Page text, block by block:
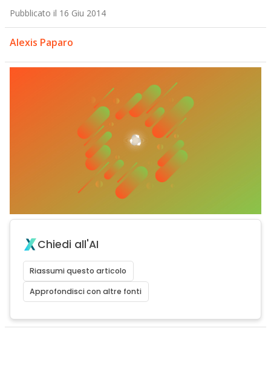
Pubblicato il 16 Giu 2014
Alexis Paparo
Chiedi all'AI
Riassumi questo articolo
Approfondisci con altre fonti